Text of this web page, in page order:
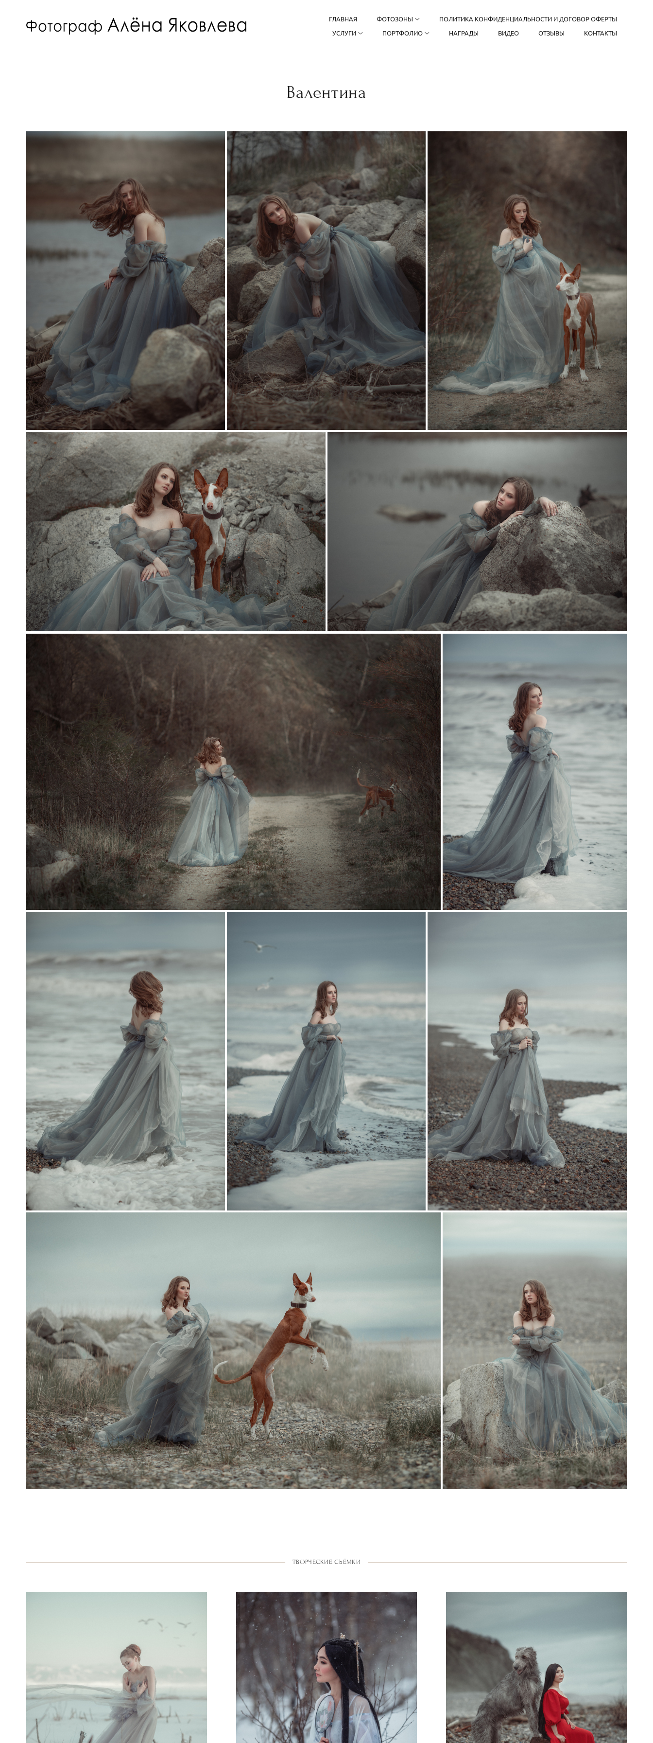
ГЛАВНАЯ ФОТОЗОНЫ
ПОЛИТИКА КОНФИДЕНЦИАЛЬНОСТИ И ДОГОВОР ОФЕРТЫ
УСЛУГИ
ПОРТФОЛИО НАГРАДЫ ВИДЕО ОТЗЫВЫ КОНТАКТЫ
Валентина
ТВОРЧЕСКИЕ СЪЁМКИ